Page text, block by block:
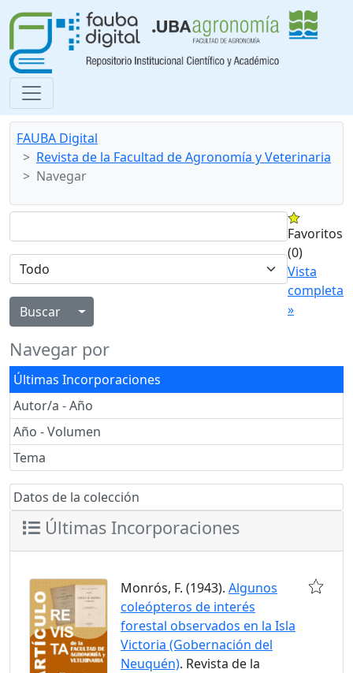
FAUBA Digital
Revista de la Facultad de Agronomía y Veterinaria
Navegar
Alternar menú desplegable
Favoritos
(0)
Vista
completa
»
Navegar por
Últimas Incorporaciones
Autor/a - Año
Año - Volumen
Tema
Datos de la colección
Últimas Incorporaciones
Monrós, F. (1943). Algunos
coleópteros de interés
forestal observados en la Isla
Victoria (Gobernación del
Neuquén). Revista de la